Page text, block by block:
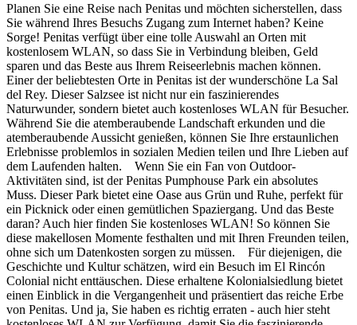
Planen Sie eine Reise nach Penitas und möchten sicherstellen, dass
Sie während Ihres Besuchs Zugang zum Internet haben? Keine
Sorge! Penitas verfügt über eine tolle Auswahl an Orten mit
kostenlosem WLAN, so dass Sie in Verbindung bleiben, Geld
sparen und das Beste aus Ihrem Reiseerlebnis machen können.
Einer der beliebtesten Orte in Penitas ist der wunderschöne La Sal
del Rey. Dieser Salzsee ist nicht nur ein faszinierendes
Naturwunder, sondern bietet auch kostenloses WLAN für Besucher.
Während Sie die atemberaubende Landschaft erkunden und die
atemberaubende Aussicht genießen, können Sie Ihre erstaunlichen
Erlebnisse problemlos in sozialen Medien teilen und Ihre Lieben auf
dem Laufenden halten. Wenn Sie ein Fan von Outdoor-
Aktivitäten sind, ist der Penitas Pumphouse Park ein absolutes
Muss. Dieser Park bietet eine Oase aus Grün und Ruhe, perfekt für
ein Picknick oder einen gemütlichen Spaziergang. Und das Beste
daran? Auch hier finden Sie kostenloses WLAN! So können Sie
diese makellosen Momente festhalten und mit Ihren Freunden teilen,
ohne sich um Datenkosten sorgen zu müssen. Für diejenigen, die
Geschichte und Kultur schätzen, wird ein Besuch im El Rincón
Colonial nicht enttäuschen. Diese erhaltene Kolonialsiedlung bietet
einen Einblick in die Vergangenheit und präsentiert das reiche Erbe
von Penitas. Und ja, Sie haben es richtig erraten - auch hier steht